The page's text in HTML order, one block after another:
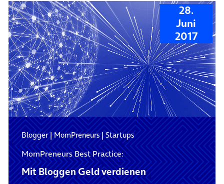
28.
Juni
2017
Blogger|MomPreneurs|Startups
MomPreneurs Best Practice:
Mit Bloggen Geld verdienen